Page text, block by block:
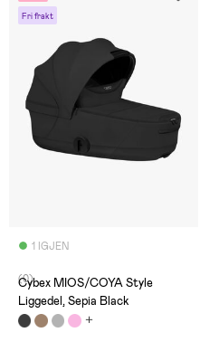
Fri frakt
1 IGJEN
(0)
Cybex MIOS/COYA Style
Liggedel, Sepia Black